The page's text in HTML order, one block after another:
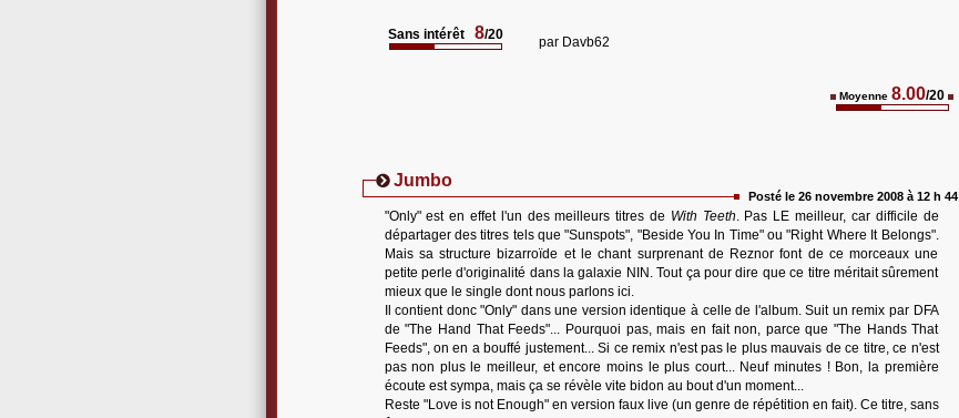
Sans intérêt 8/20 par Davb62
Moyenne 8.00/20
Jumbo
Posté le 26 novembre 2008 à 12 h 44
"Only" est en effet l'un des meilleurs titres de With Teeth. Pas LE meilleur, car difficile de
départager des titres tels que "Sunspots", "Beside You In Time" ou "Right Where It Belongs".
Mais sa structure bizarroïde et le chant surprenant de Reznor font de ce morceaux une
petite perle d'originalité dans la galaxie NIN. Tout ça pour dire que ce titre méritait sûrement
mieux que le single dont nous parlons ici.
Il contient donc "Only" dans une version identique à celle de l'album. Suit un remix par DFA
de "The Hand That Feeds"... Pourquoi pas, mais en fait non, parce que "The Hands That
Feeds", on en a bouffé justement... Si ce remix n'est pas le plus mauvais de ce titre, ce n'est
pas non plus le meilleur, et encore moins le plus court... Neuf minutes ! Bon, la première
écoute est sympa, mais ça se révèle vite bidon au bout d'un moment...
Reste "Love is not Enough" en version faux live (un genre de répétition en fait). Ce titre, sans